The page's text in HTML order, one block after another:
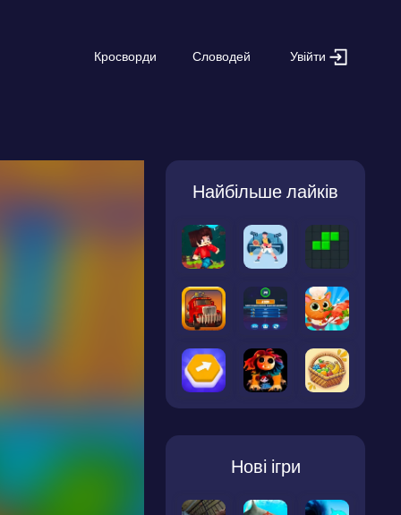
Кросворди Словодей Увійти
Найбільше лайків
Нові ігри